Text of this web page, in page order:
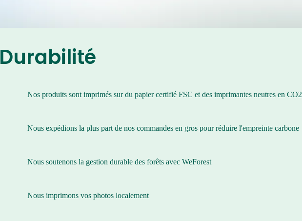
Durabilité
Nos produits sont imprimés sur du papier certifié FSC et des imprimantes neutres en CO2
Nous expédions la plus part de nos commandes en gros pour réduire l'empreinte carbone
Nous soutenons la gestion durable des forêts avec WeForest
Nous imprimons vos photos localement